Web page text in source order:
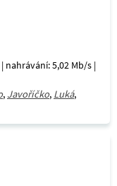
nahrávání: 5,02 Mb/s |
, Javoříčko, Luká,